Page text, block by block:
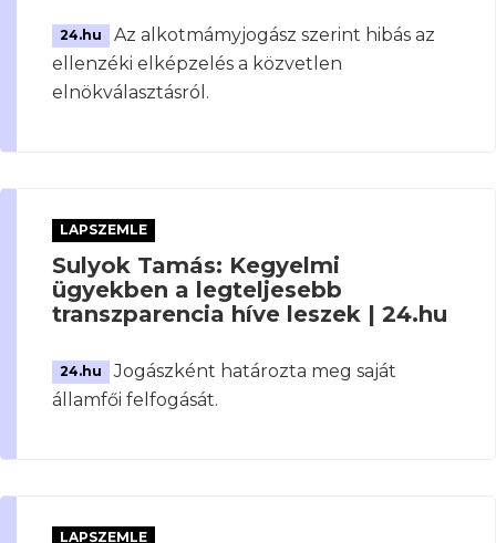
24.hu
Az alkotmámyjogász szerint hibás az
ellenzéki elképzelés a közvetlen
elnökválasztásról.
LAPSZEMLE
Sulyok Tamás: Kegyelmi
ügyekben a legteljesebb
transzparencia híve leszek | 24.hu
24.hu
Jogászként határozta meg saját
államfői felfogását.
LAPSZEMLE